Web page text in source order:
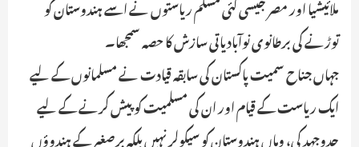
ملائیشیا اور مصر جیسی کئی مسلم ریاستوں نے اسے ہندوستان کو
توڑنے کی برطانوی نوآبادیاتی سازش کا حصہ سمجھا۔
جہاں جناح سمیت پاکستان کی سابقہ ​​قیادت نے مسلمانوں کے لیے
ایک ریاست کے قیام اور ان کی مسلمیت کو پیش کرنے کے لیے
جدوجہد کی، وہاں ہندوستان کو سیکولر نہیں بلکہ برصغیر کے ہندوؤں